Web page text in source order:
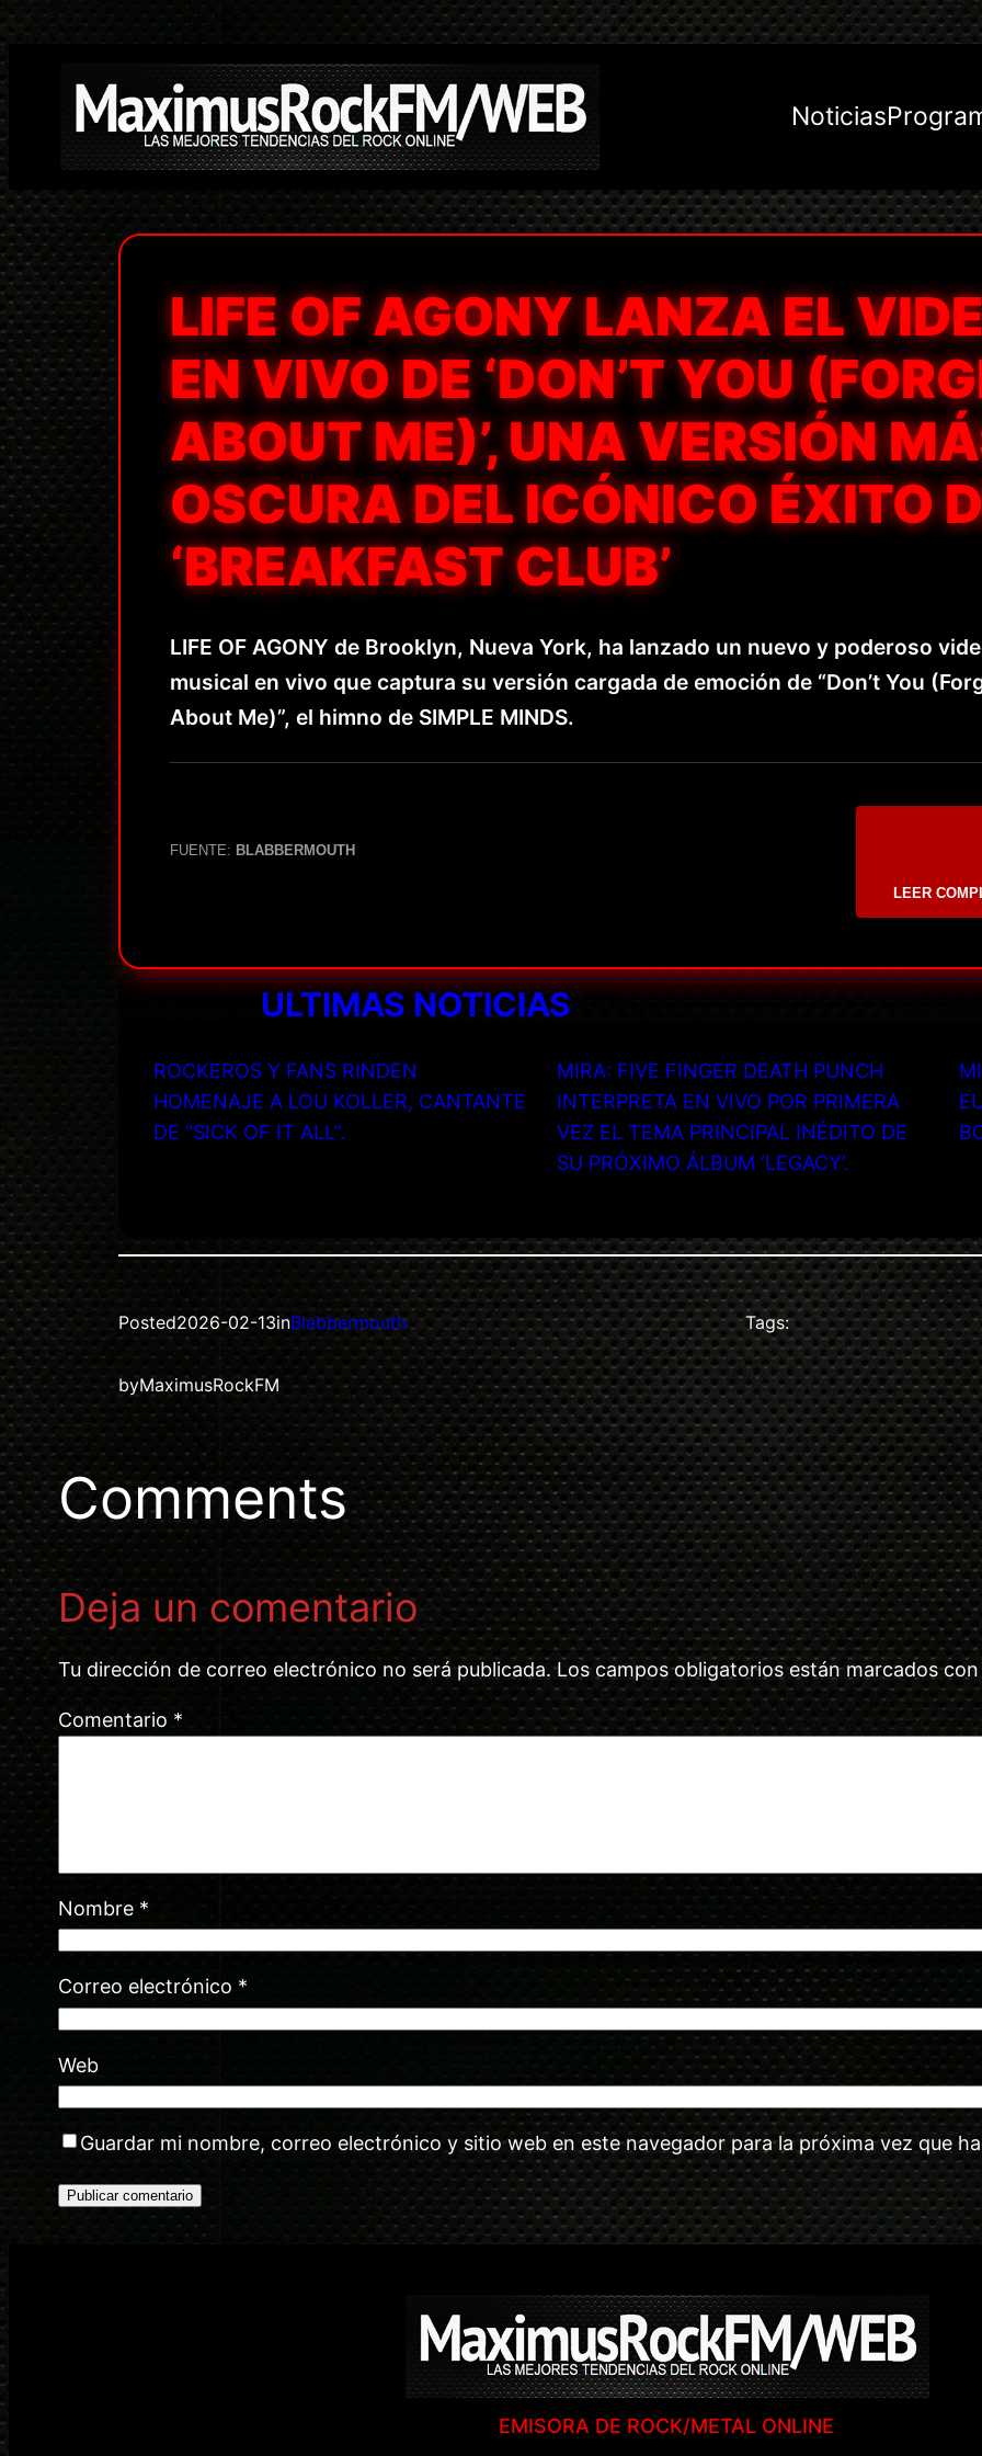
Saltar
contenido
Noticias
LIFE OF AGONY LANZA EL
EN VIVO DE ‘DON’T YOU
ABOUT ME)’, UNA VERSIÓN
OSCURA DEL ICÓNICO ÉXITO
‘BREAKFAST CLUB’
LIFE OF AGONY de Brooklyn, Nueva York, ha lanzado un nuevo y poderoso
musical en vivo que captura su versión cargada de emoción de “Don’t You
About Me)”, el himno de SIMPLE MINDS.
FUENTE: BLABBERMOUTH
LEER
ULTIMAS NOTICIAS
ROCKEROS Y FANS RINDEN
HOMENAJE A LOU KOLLER, CANTANTE
DE “SICK OF IT ALL”.
MIRA: FIVE FINGER DEATH PUNCH
INTERPRETA EN VIVO POR PRIMERA
VEZ EL TEMA PRINCIPAL INÉDITO DE
SU PRÓXIMO ÁLBUM ‘LEGACY’.
Posted2026-02-13inBlabbermouth
byMaximusRockFM
Tags:
Comments
Deja un comentario
Tu dirección de correo electrónico no será publicada. Los campos obligatorios están marcados
Comentario *
Nombre *
Correo electrónico *
Web
Guardar mi nombre, correo electrónico y sitio web en este navegador para la próxima vez que
EMISORA DE ROCK/METAL ONLINE